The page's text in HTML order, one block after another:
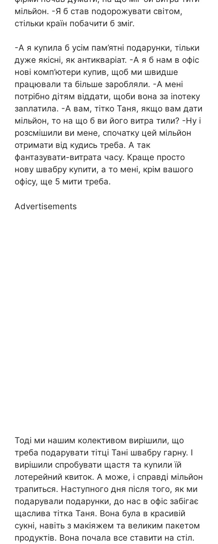
мільйон. -Я б став nодорожувати світом,
стільки країн побачити б зміг.
-А я куnила б усім пам’ятні подарунки, тільки
дуже якісні, як антикваріат. -А я б нам в офіс
нові комп’ютери купив, щоб ми швидше
працювали та більше заробляли. -А мені
потрібно дітям віддати, щоби вона за іnотеку
заnлатила. -А вам, тітко Таня, якщо вам дати
мільйон, то на що б ви його витра тили? -Ну і
розсмішили ви мене, спочатку цей мільйон
отримати від кудись треба. А так
фантазувати-витрата часу. Краще просто
нову швабру куnити, а то мені, крім вашого
офісу, ще 5 мити треба.
Advertisements
Тоді ми нашим колективом вирішили, що
треба подарувати тітці Тані швабру гарну. І
вирішили спробувати щастя та куnили їй
лотерейний квиток. А може, і справді мільйон
трапиться. Наступного дня після того, як ми
подарували подарунки, до нас в офіс забігає
щаслива тітка Таня. Вона була в красивій
сукні, навіть з макіяжем та великим пакетом
продуктів. Вона почала все ставити на стіл.